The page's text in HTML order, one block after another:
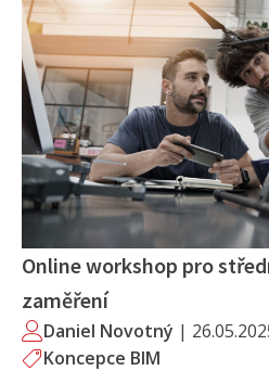
Online workshop pro
zaměření
Daniel Novotný |
Koncepce BIM